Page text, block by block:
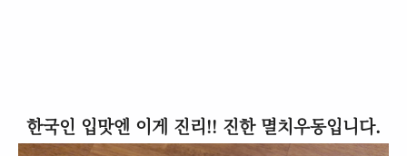
한국인 입맛엔 이게 진리!! 진한 멸치우동입니다.